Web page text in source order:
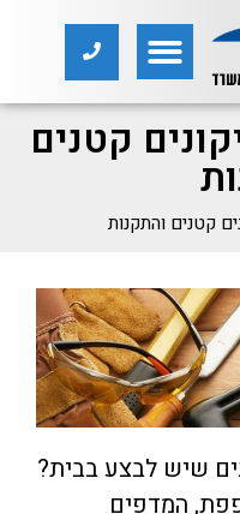
קטנים
קטנים והתקנות
שיש לבצע בבית?
המדפים